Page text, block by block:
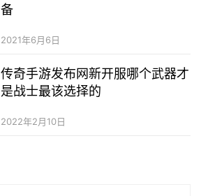
备
2021年6月6日
传奇手游发布网新开服哪个武器才
是战士最该选择的
2022年2月10日